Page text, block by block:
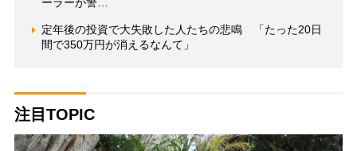
ーラーが警…
定年後の投資で大失敗した人たちの悲鳴 「たった20日
間で350万円が消えるなんて」
注目TOPIC